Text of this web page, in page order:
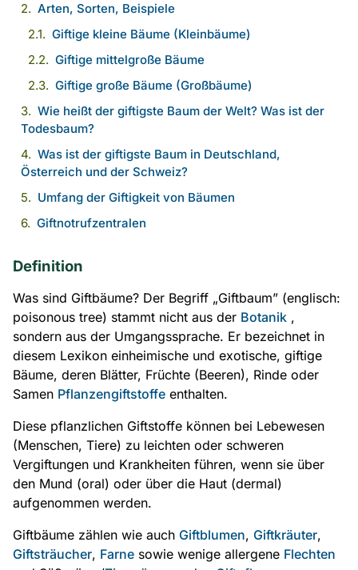
Arten, Sorten, Beispiele
Giftige kleine Bäume (Kleinbäume)
Giftige mittelgroße Bäume
Giftige große Bäume (Großbäume)
Wie heißt der giftigste Baum der Welt? Was ist der
Todesbaum?
Was ist der giftigste Baum in Deutschland,
Österreich und der Schweiz?
Umfang der Giftigkeit von Bäumen
Giftnotrufzentralen
Definition
Was sind Giftbäume? Der Begriff „Giftbaum” (englisch:
poisonous tree) stammt nicht aus der Botanik ,
sondern aus der Umgangssprache. Er bezeichnet in
diesem Lexikon einheimische und exotische, giftige
Bäume, deren Blätter, Früchte (Beeren), Rinde oder
Samen Pflanzengiftstoffe enthalten.
Diese pflanzlichen Giftstoffe können bei Lebewesen
(Menschen, Tiere) zu leichten oder schweren
Vergiftungen und Krankheiten führen, wenn sie über
den Mund (oral) oder über die Haut (dermal)
aufgenommen werden.
Giftbäume zählen wie auch Giftblumen, Giftkräuter,
Giftsträucher, Farne sowie wenige allergene Flechten